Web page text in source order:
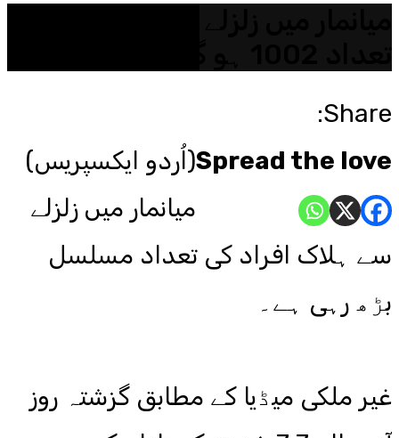
Share:
Spread the love(اُردو ایکسپریس)
میانمار میں زلزلے
سے ہلاک افراد کی تعداد مسلسل
بڑھ رہی ہے۔
غیر ملکی میڈیا کے مطابق گزشتہ روز